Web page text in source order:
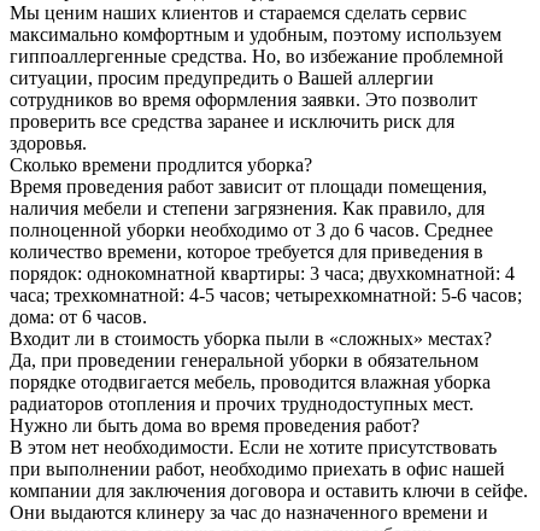
Мы ценим наших клиентов и стараемся сделать сервис
максимально комфортным и удобным, поэтому используем
гиппоаллергенные средства. Но, во избежание проблемной
ситуации, просим предупредить о Вашей аллергии
сотрудников во время оформления заявки. Это позволит
проверить все средства заранее и исключить риск для
здоровья.
Сколько времени продлится уборка?
Время проведения работ зависит от площади помещения,
наличия мебели и степени загрязнения. Как правило, для
полноценной уборки необходимо от 3 до 6 часов. Среднее
количество времени, которое требуется для приведения в
порядок: однокомнатной квартиры: 3 часа; двухкомнатной: 4
часа; трехкомнатной: 4-5 часов; четырехкомнатной: 5-6 часов;
дома: от 6 часов.
Входит ли в стоимость уборка пыли в «сложных» местах?
Да, при проведении генеральной уборки в обязательном
порядке отодвигается мебель, проводится влажная уборка
радиаторов отопления и прочих труднодоступных мест.
Нужно ли быть дома во время проведения работ?
В этом нет необходимости. Если не хотите присутствовать
при выполнении работ, необходимо приехать в офис нашей
компании для заключения договора и оставить ключи в сейфе.
Они выдаются клинеру за час до назначенного времени и